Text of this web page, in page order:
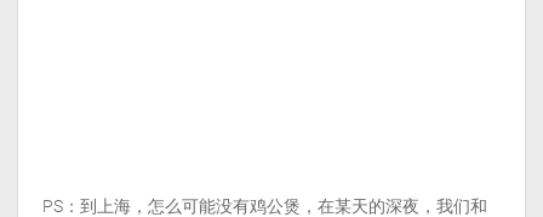
PS：到上海，怎么可能没有鸡公煲，在某天的深夜，我们和